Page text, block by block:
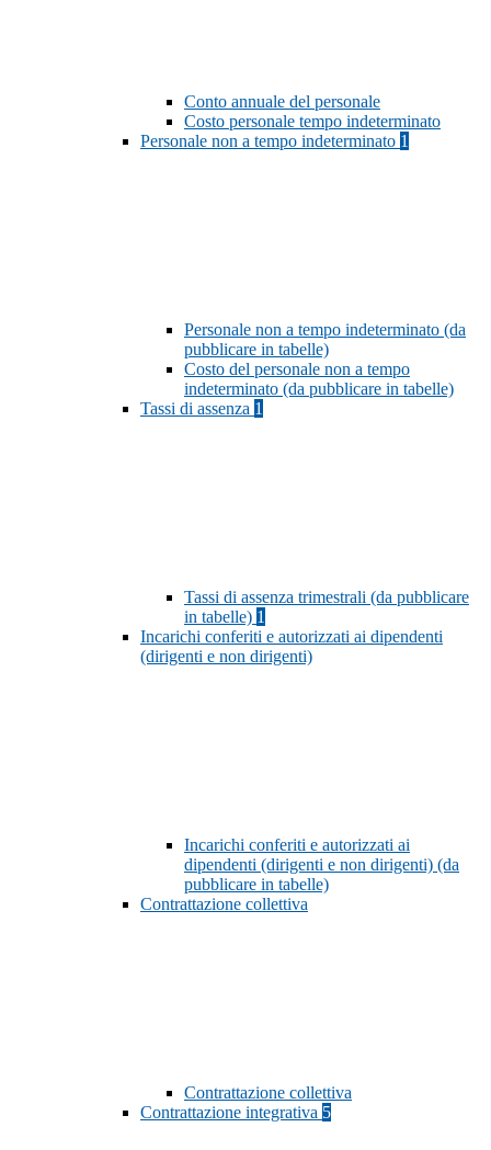
Conto annuale del personale
Costo personale tempo indeterminato
Personale non a tempo indeterminato 1
Personale non a tempo indeterminato (da
pubblicare in tabelle)
Costo del personale non a tempo
indeterminato (da pubblicare in tabelle)
Tassi di assenza 1
Tassi di assenza trimestrali (da pubblicare
in tabelle) 1
Incarichi conferiti e autorizzati ai dipendenti
(dirigenti e non dirigenti)
Incarichi conferiti e autorizzati ai
dipendenti (dirigenti e non dirigenti) (da
pubblicare in tabelle)
Contrattazione collettiva
Contrattazione collettiva
Contrattazione integrativa 5